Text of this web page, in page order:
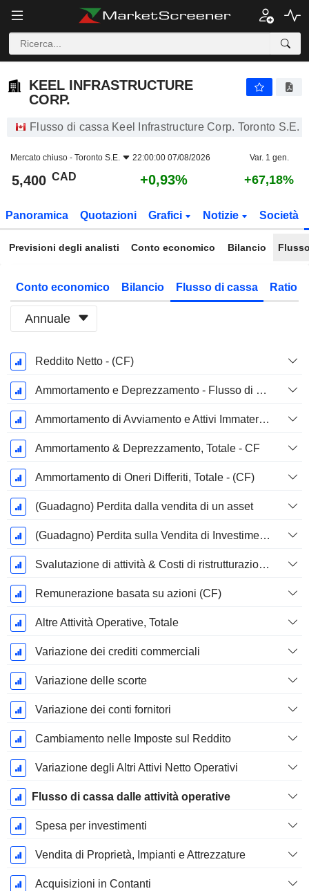
KEEL INFRASTRUCTURE
CORP.
Flusso di cassa Keel Infrastructure Corp. Toronto S.E.
Mercato chiuso - Toronto S.E. 22:00:00 07/08/2026 Var. 1 gen.
5,400 CAD +0,93% +67,18%
Panoramica Quotazioni Grafici Notizie Società
Previsioni degli analisti Conto economico Bilancio
Conto economico Bilancio Flusso di cassa Ratio
Annuale
Periodo
Fiscale:
Dicembre
Reddito Netto - (CF)
Ammortamento e Deprezzamento - Flusso di Cassa
Ammortamento di Avviamento e Attivi Immateriale - (CF) - (Specifico del Modello)
Ammortamento & Deprezzamento, Totale - CF
Ammortamento di Oneri Differiti, Totale - (CF)
(Guadagno) Perdita dalla vendita di un asset
(Guadagno) Perdita sulla Vendita di Investimenti - (CF)
Svalutazione di attività & Costi di ristrutturazione
Remunerazione basata su azioni (CF)
Altre Attività Operative, Totale
Variazione dei crediti commerciali
Variazione delle scorte
Variazione dei conti fornitori
Cambiamento nelle Imposte sul Reddito
Variazione degli Altri Attivi Netto Operativi
Flusso di cassa dalle attività operative
Spesa per investimenti
Vendita di Proprietà, Impianti e Attrezzature
Acquisizioni in Contanti